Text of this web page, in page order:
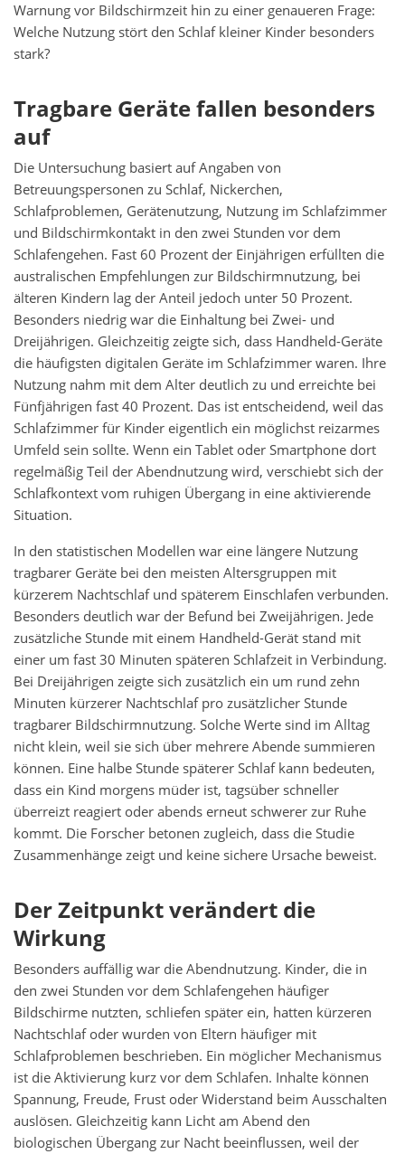
Warnung vor Bildschirmzeit hin zu einer genaueren Frage:
Welche Nutzung stört den Schlaf kleiner Kinder besonders
stark?
Tragbare Geräte fallen besonders
auf
Die Untersuchung basiert auf Angaben von
Betreuungspersonen zu Schlaf, Nickerchen,
Schlafproblemen, Gerätenutzung, Nutzung im Schlafzimmer
und Bildschirmkontakt in den zwei Stunden vor dem
Schlafengehen. Fast 60 Prozent der Einjährigen erfüllten die
australischen Empfehlungen zur Bildschirmnutzung, bei
älteren Kindern lag der Anteil jedoch unter 50 Prozent.
Besonders niedrig war die Einhaltung bei Zwei- und
Dreijährigen. Gleichzeitig zeigte sich, dass Handheld-Geräte
die häufigsten digitalen Geräte im Schlafzimmer waren. Ihre
Nutzung nahm mit dem Alter deutlich zu und erreichte bei
Fünfjährigen fast 40 Prozent. Das ist entscheidend, weil das
Schlafzimmer für Kinder eigentlich ein möglichst reizarmes
Umfeld sein sollte. Wenn ein Tablet oder Smartphone dort
regelmäßig Teil der Abendnutzung wird, verschiebt sich der
Schlafkontext vom ruhigen Übergang in eine aktivierende
Situation.
In den statistischen Modellen war eine längere Nutzung
tragbarer Geräte bei den meisten Altersgruppen mit
kürzerem Nachtschlaf und späterem Einschlafen verbunden.
Besonders deutlich war der Befund bei Zweijährigen. Jede
zusätzliche Stunde mit einem Handheld-Gerät stand mit
einer um fast 30 Minuten späteren Schlafzeit in Verbindung.
Bei Dreijährigen zeigte sich zusätzlich ein um rund zehn
Minuten kürzerer Nachtschlaf pro zusätzlicher Stunde
tragbarer Bildschirmnutzung. Solche Werte sind im Alltag
nicht klein, weil sie sich über mehrere Abende summieren
können. Eine halbe Stunde späterer Schlaf kann bedeuten,
dass ein Kind morgens müder ist, tagsüber schneller
überreizt reagiert oder abends erneut schwerer zur Ruhe
kommt. Die Forscher betonen zugleich, dass die Studie
Zusammenhänge zeigt und keine sichere Ursache beweist.
Der Zeitpunkt verändert die
Wirkung
Besonders auffällig war die Abendnutzung. Kinder, die in
den zwei Stunden vor dem Schlafengehen häufiger
Bildschirme nutzten, schliefen später ein, hatten kürzeren
Nachtschlaf oder wurden von Eltern häufiger mit
Schlafproblemen beschrieben. Ein möglicher Mechanismus
ist die Aktivierung kurz vor dem Schlafen. Inhalte können
Spannung, Freude, Frust oder Widerstand beim Ausschalten
auslösen. Gleichzeitig kann Licht am Abend den
biologischen Übergang zur Nacht beeinflussen, weil der